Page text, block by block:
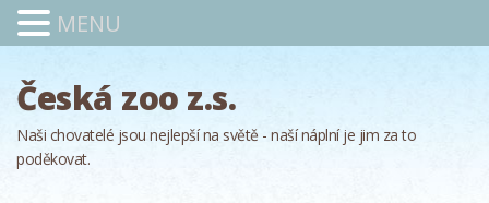
Česká zoo z.s.
Naši chovatelé jsou nejlepší na světě - naší náplní je jim za to
poděkovat.
MENU